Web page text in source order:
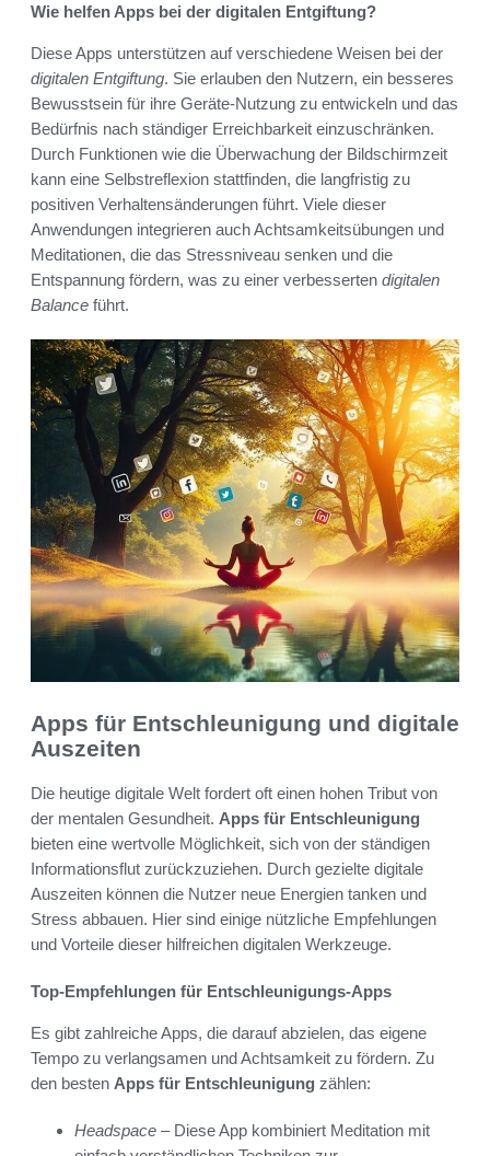
Wie helfen Apps bei der digitalen Entgiftung?
Diese Apps unterstützen auf verschiedene Weisen bei der
digitalen Entgiftung. Sie erlauben den Nutzern, ein besseres
Bewusstsein für ihre Geräte-Nutzung zu entwickeln und das
Bedürfnis nach ständiger Erreichbarkeit einzuschränken.
Durch Funktionen wie die Überwachung der Bildschirmzeit
kann eine Selbstreflexion stattfinden, die langfristig zu
positiven Verhaltensänderungen führt. Viele dieser
Anwendungen integrieren auch Achtsamkeitsübungen und
Meditationen, die das Stressniveau senken und die
Entspannung fördern, was zu einer verbesserten digitalen
Balance führt.
Apps für Entschleunigung und digitale
Auszeiten
Die heutige digitale Welt fordert oft einen hohen Tribut von
der mentalen Gesundheit. Apps für Entschleunigung
bieten eine wertvolle Möglichkeit, sich von der ständigen
Informationsflut zurückzuziehen. Durch gezielte digitale
Auszeiten können die Nutzer neue Energien tanken und
Stress abbauen. Hier sind einige nützliche Empfehlungen
und Vorteile dieser hilfreichen digitalen Werkzeuge.
Top-Empfehlungen für Entschleunigungs-Apps
Es gibt zahlreiche Apps, die darauf abzielen, das eigene
Tempo zu verlangsamen und Achtsamkeit zu fördern. Zu
den besten Apps für Entschleunigung zählen:
Headspace – Diese App kombiniert Meditation mit